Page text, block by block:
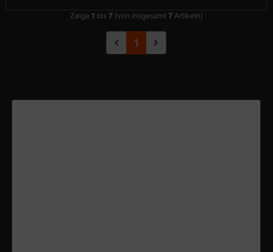
Zeige 1 bis 7(von insgesamt 7Artikeln)
1